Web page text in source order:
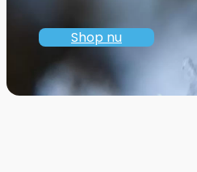
Shop nu